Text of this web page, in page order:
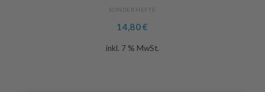
SONDERHEFTE
14,80€
inkl. 7 % MwSt.